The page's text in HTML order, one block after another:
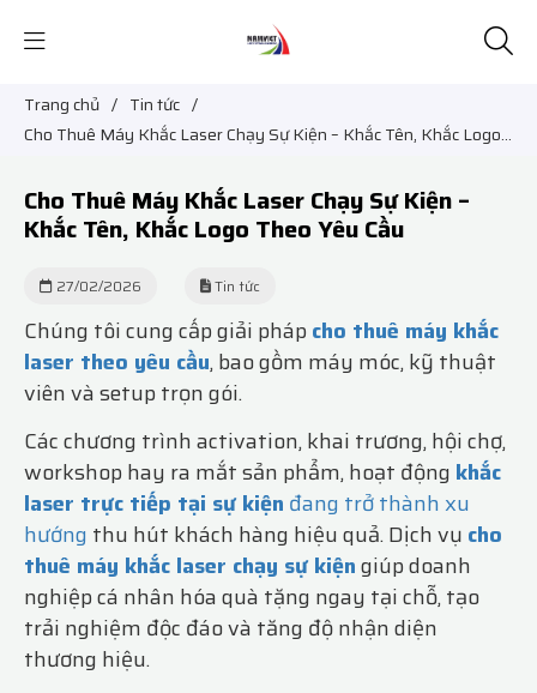
Trang chủ / Tin tức /
Cho Thuê Máy Khắc Laser Chạy Sự Kiện – Khắc Tên, Khắc Logo
Cho Thuê Máy Khắc Laser Chạy Sự Kiện –
Khắc Tên, Khắc Logo Theo Yêu Cầu
27/02/2026 Tin tức
Chúng tôi cung cấp giải pháp cho thuê máy khắc
laser theo yêu cầu, bao gồm máy móc, kỹ thuật
viên và setup trọn gói.
Các chương trình activation, khai trương, hội chợ,
workshop hay ra mắt sản phẩm, hoạt động khắc
laser trực tiếp tại sự kiện đang trở thành xu
hướng thu hút khách hàng hiệu quả. Dịch vụ cho
thuê máy khắc laser chạy sự kiệngiúp doanh
nghiệp cá nhân hóa quà tặng ngay tại chỗ, tạo
trải nghiệm độc đáo và tăng độ nhận diện
thương hiệu.